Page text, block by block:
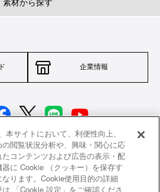
料理にも最適。
ッド(内フタ)
ンナーリッド（内フタ）をストーンウェアで
理する際に吹きこぼれを防ぐので、料理中の
素材から探す
企業情報
特定商取引法に基づく表示
個人情報保護方針
本サイトにおいて、利便性向上、
閲覧状況分析や、興味・関心に応
コンテンツおよび広告の表示・配
に Cookie （クッキー）を保存す
ります。Cookie使用目的の詳細
「Cookie 設定」をご確認くださ